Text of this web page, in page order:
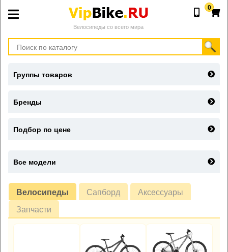
Велосипеды со всего мира
0
Велосипеды Сапборд
Аксессуары
Запчасти
Группы товаров
Бренды
Подбор по цене
Все модели